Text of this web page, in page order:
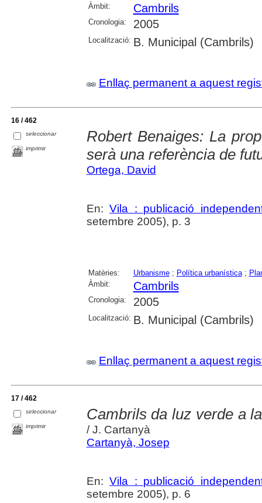
Àmbit:
Cambrils
Cronologia: 2005
Localització: B. Municipal (Cambrils)
Enllaç permanent a aquest
16 / 462
seleccionar
imprimir
Robert Benaiges: La
serà una referència de
Ortega, David
En:Vila : publicació
setembre 2005), p. 3
Matèries: Urbanisme; Política urbanística;
Àmbit:
Cambrils
Cronologia: 2005
Localització: B. Municipal (Cambrils)
Enllaç permanent a aquest
17 / 462
seleccionar
imprimir
Cambrils da luz verde a
/ J. Cartanyà
Cartanyà, Josep
En:Vila : publicació
setembre 2005), p. 6